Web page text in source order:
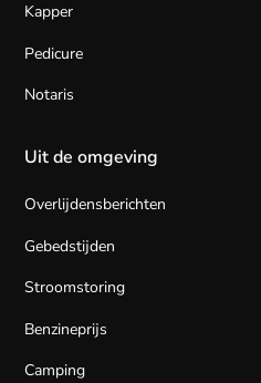
Kapper
Pedicure
Notaris
Uit de omgeving
Overlijdensberichten
Gebedstijden
Stroomstoring
Benzineprijs
Camping